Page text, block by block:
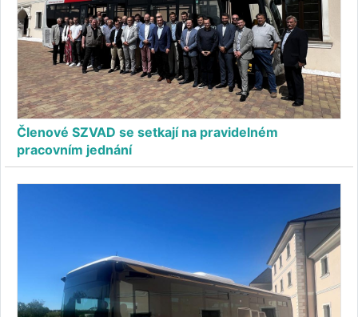
Členové SZVAD se setkají na pravidelném
pracovním jednání